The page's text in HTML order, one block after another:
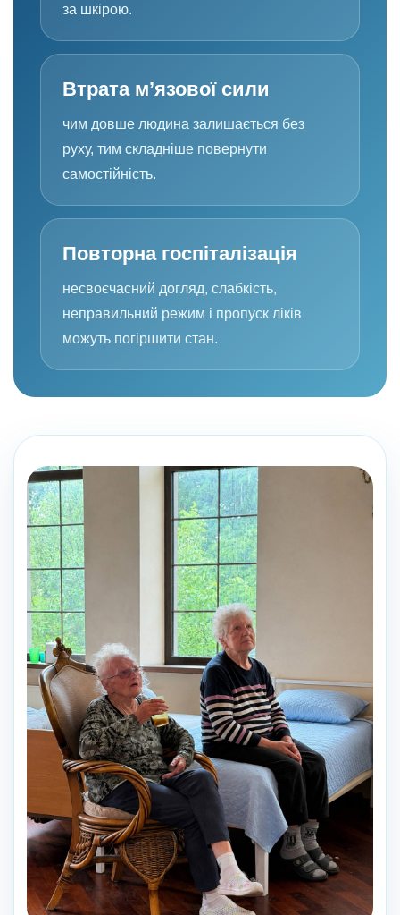
за шкірою.
Втрата м’язової сили
чим довше людина залишається без
руху, тим складніше повернути
самостійність.
Повторна госпіталізація
несвоєчасний догляд, слабкість,
неправильний режим і пропуск ліків
можуть погіршити стан.